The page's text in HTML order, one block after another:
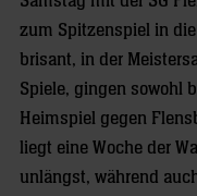
zum Spitzenspiel in
brisant, in der
Spiele, gingen sowohl
Heimspiel gegen
liegt eine Woche der
unlängst, während